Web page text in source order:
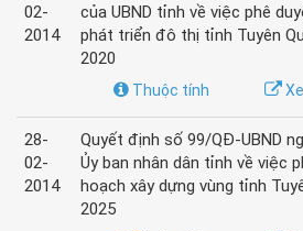
02-
2014
của UBND tỉnh về việc phê
phát triển đô thị tỉnh Tuyên
2020
Thuộc tính
28-
02-
2014
Quyết định số 99/QĐ-UBND
Ủy ban nhân dân tỉnh về việc
hoạch xây dựng vùng tỉnh
2025